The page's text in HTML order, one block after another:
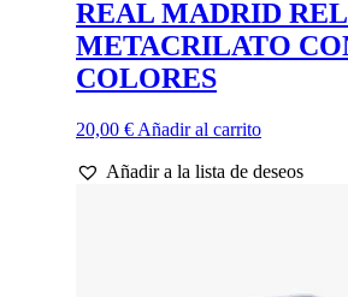
REAL MADRID
METACRILATO
COLORES
20,00 € Añadir al carrito
Añadir a la lista de deseos